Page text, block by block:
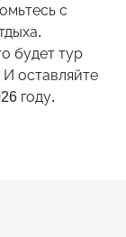
с
будет тур
И оставляйте
году.